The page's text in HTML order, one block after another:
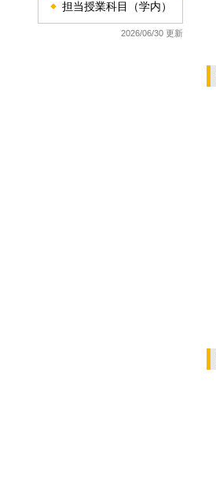
◆ 担当授業科目（学内）
2026/06/30 更新